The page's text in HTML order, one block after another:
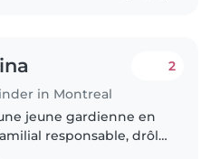
in Montreal
2
jeune gardienne en
responsable, drôle